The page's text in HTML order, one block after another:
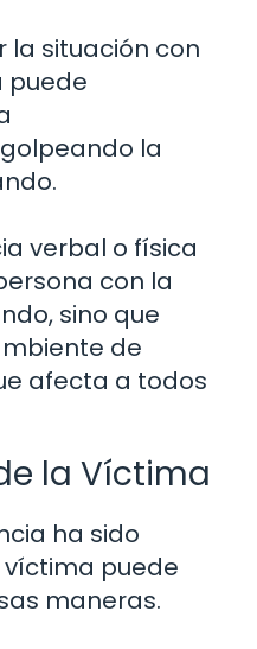
la situación con
puede
la
verbal o física
con la
sino que
de
afecta a todos
la Víctima
ha sido
puede
maneras.